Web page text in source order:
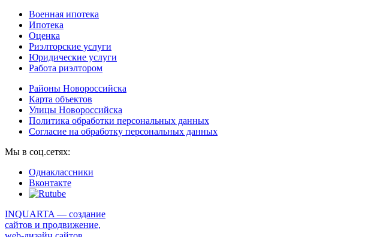
Военная ипотека
Ипотека
Оценка
Риэлторские услуги
Юридические услуги
Работа риэлтором
Районы Новороссийска
Карта объектов
Улицы Новороссийска
Политика обработки персональных данных
Согласие на обработку персональных данных
Мы в соц.сетях:
Однаклассники
Вконтакте
INQUARTA — создание
сайтов и продвижение,